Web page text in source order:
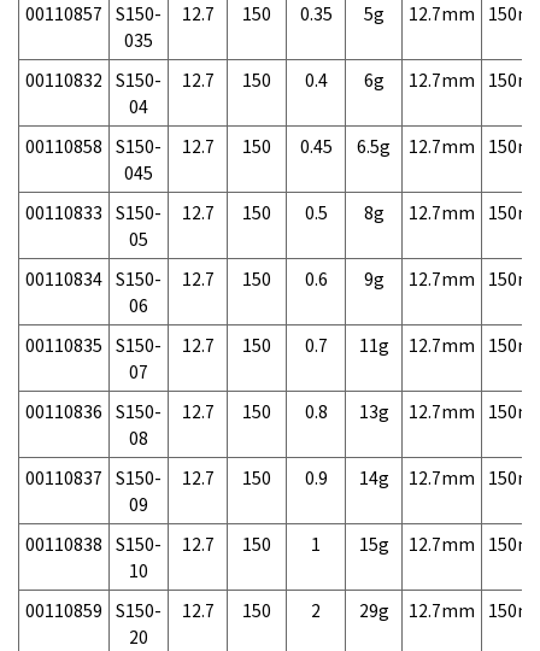
00110857 S150-
035
12.7 150 0.35 5g 12.7mm
00110832 S150-
04
12.7 150 0.4 6g 12.7mm
00110858 S150-
045
12.7 150 0.45 6.5g 12.7mm
00110833 S150-
05
12.7 150 0.5 8g 12.7mm
00110834 S150-
06
12.7 150 0.6 9g 12.7mm
00110835 S150-
07
12.7 150 0.7 11g 12.7mm
00110836 S150-
08
12.7 150 0.8 13g 12.7mm
00110837 S150-
09
12.7 150 0.9 14g 12.7mm
00110838 S150-
10
12.7 150 1 15g 12.7mm
00110859 S150-
20
12.7 150 2 29g 12.7mm